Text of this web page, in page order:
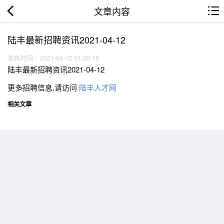
文章内容
陆丰最新招聘资讯2021-04-12
发布时间：2021-04-12 01:30:16
陆丰最新招聘资讯2021-04-12
更多招聘信息,请访问 陆丰人才网
相关文章